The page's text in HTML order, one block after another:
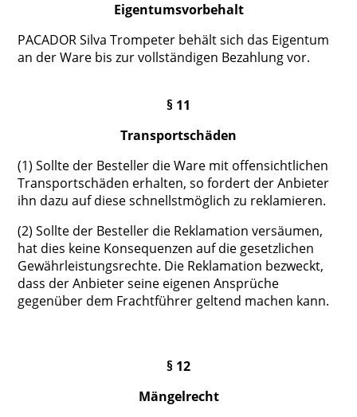
Eigentumsvorbehalt
PACADOR Silva Trompeter behält sich das Eigentum
an der Ware bis zur vollständigen Bezahlung vor.
§ 11
Transportschäden
(1) Sollte der Besteller die Ware mit offensichtlichen
Transportschäden erhalten, so fordert der Anbieter
ihn dazu auf diese schnellstmöglich zu reklamieren.
(2) Sollte der Besteller die Reklamation versäumen,
hat dies keine Konsequenzen auf die gesetzlichen
Gewährleistungsrechte. Die Reklamation bezweckt,
dass der Anbieter seine eigenen Ansprüche
gegenüber dem Frachtführer geltend machen kann.
§ 12
Mängelrecht